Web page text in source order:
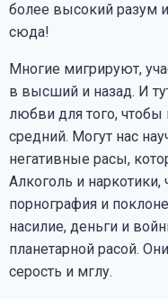
более высокий разум
сюда!
Многие мигрируют,
в высший и назад. И
любви для того,
средний. Могут нас
негативные расы,
Алкоголь и
порнография и
насилие, деньги и
планетарной расой.
серость и мглу.